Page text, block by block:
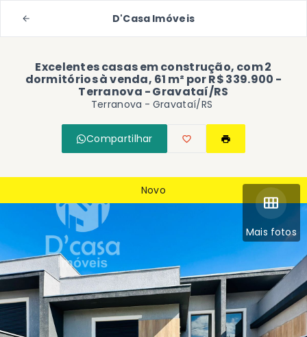
D'Casa Imóveis
Excelentes casas em construção, com 2
dormitórios à venda, 61 m² por R$ 339.900 -
Terranova - Gravataí/RS
Terranova - Gravataí/RS
Compartilhar
Mais fotos
Novo